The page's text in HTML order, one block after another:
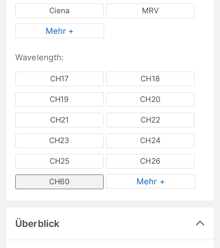
Ciena MRV
Mehr +
Wavelength:
CH17 CH18
CH19 CH20
CH21 CH22
CH23 CH24
CH25 CH26
CH60 Mehr +
Überblick